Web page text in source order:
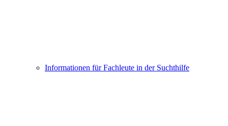
Informationen für Fachleute in der Suchthilfe